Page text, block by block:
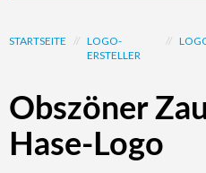
STARTSEITE // LOGO-
ERSTELLER
//
Obszöner
Hase-Logo